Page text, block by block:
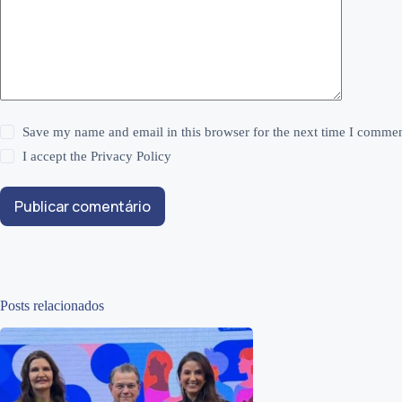
Save my name and email in this browser for the next time I
I accept thePrivacy Policy
Publicar comentário
Posts relacionados